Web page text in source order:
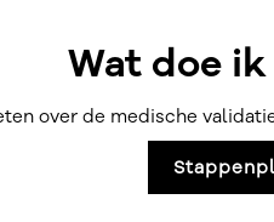
Wat doe
over de medische